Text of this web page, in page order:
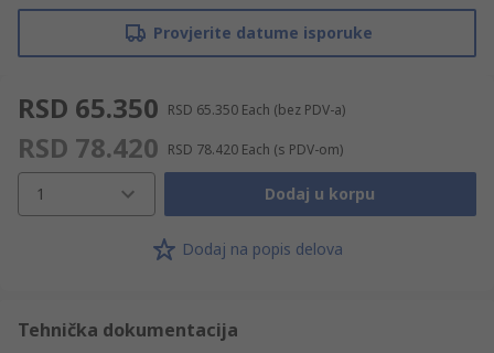
Provjerite datume isporuke
RSD 65.350 RSD 65.350 Each (bez PDV-a)
RSD 78.420 RSD 78.420 Each (s PDV-om)
1 Dodaj u korpu
Dodaj na popis delova
Tehnička dokumentacija